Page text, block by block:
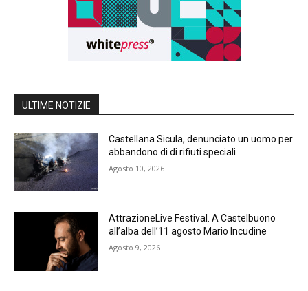
ULTIME NOTIZIE
Castellana Sicula, denunciato un uomo per
abbandono di di rifiuti speciali
Agosto 10, 2026
AttrazioneLive Festival. A Castelbuono
all’alba dell’11 agosto Mario Incudine
Agosto 9, 2026